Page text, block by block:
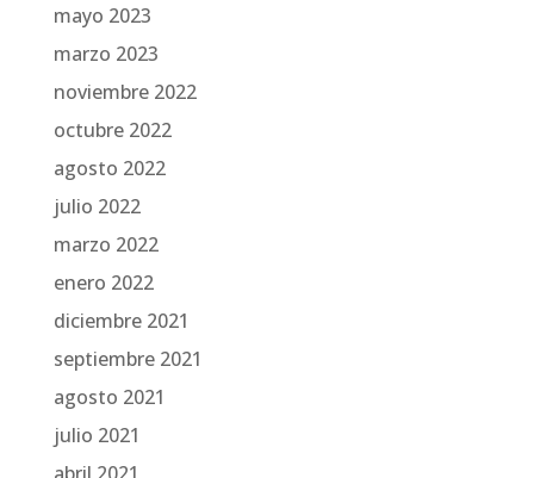
mayo 2023
marzo 2023
noviembre 2022
octubre 2022
agosto 2022
julio 2022
marzo 2022
enero 2022
diciembre 2021
septiembre 2021
agosto 2021
julio 2021